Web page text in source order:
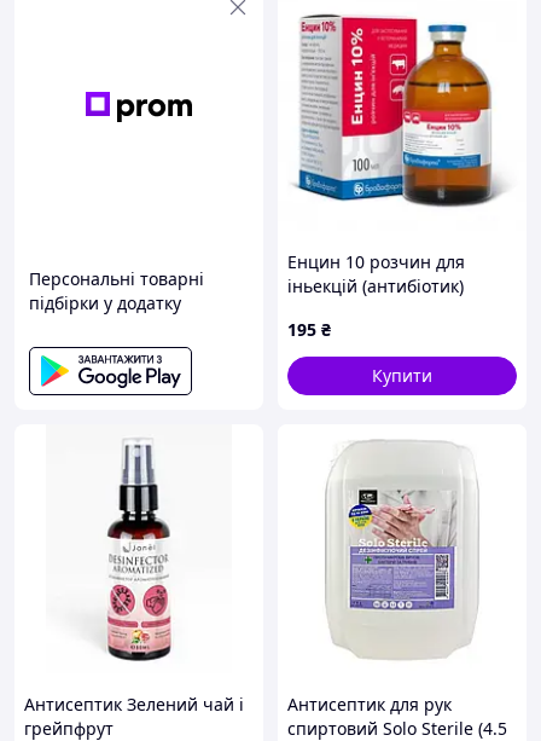
Персональні товарні
підбірки у додатку
Енцин 10 розчин для
іньекцій (антибіотик)
195 ₴
Купити
Антисептик Зелений чай і
грейпфрут
Антисептик для рук
спиртовий Solo Sterile (4.5